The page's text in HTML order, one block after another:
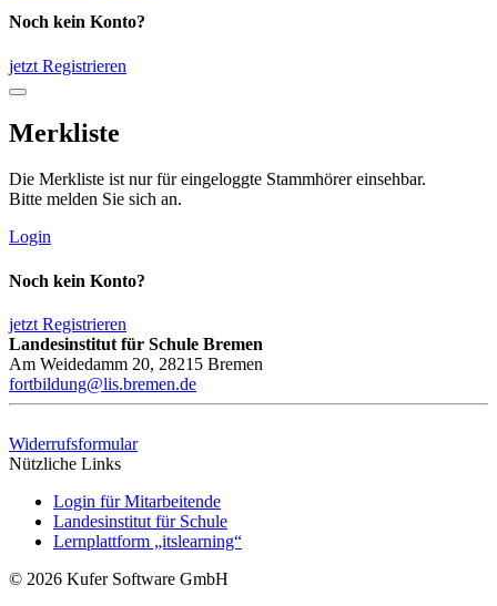
Noch kein Konto?
jetzt Registrieren
Merkliste
Die Merkliste ist nur für eingeloggte Stammhörer einsehbar.
Bitte melden Sie sich an.
Login
Noch kein Konto?
jetzt Registrieren
Landesinstitut für Schule Bremen
Am Weidedamm 20, 28215 Bremen
fortbildung@lis.bremen.de
Widerrufsformular
Nützliche Links
Login für Mitarbeitende
Landesinstitut für Schule
Lernplattform „itslearning“
© 2026 Kufer Software GmbH